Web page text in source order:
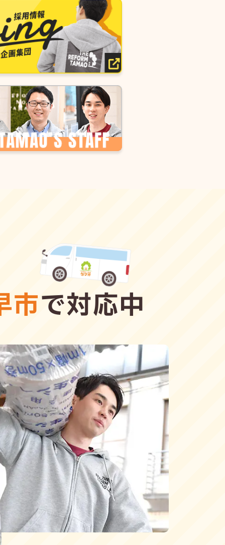
市で対応中